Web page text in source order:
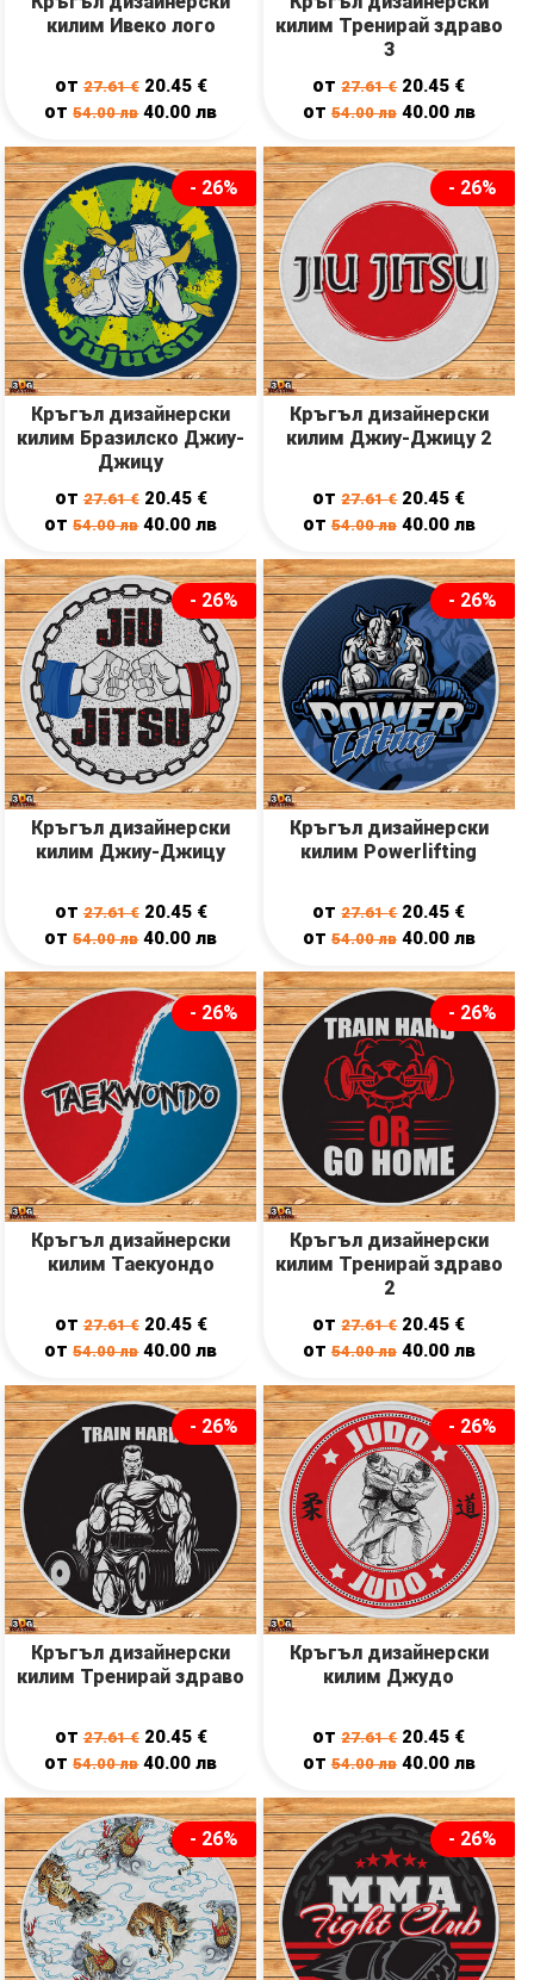
килим Ивеко лого
от27.61€ 20.45 €
от54.00лв 40.00лв
килим Тренирай здраво
3
от27.61€ 20.45 €
от 54.00лв 40.00 лв
- 26%
Кръгъл дизайнерски
килим Бразилско Джиу-
Джицу
от27.61€ 20.45 €
от54.00лв 40.00лв
- 26%
Кръгъл дизайнерски
килим Джиу-Джицу 2
от27.61€ 20.45 €
от 54.00лв 40.00 лв
- 26%
Кръгъл дизайнерски
килим Джиу-Джицу
от27.61€ 20.45 €
от54.00лв 40.00лв
- 26%
Кръгъл дизайнерски
килим Powerlifting
от27.61€ 20.45 €
от 54.00лв 40.00 лв
- 26%
Кръгъл дизайнерски
килим Таекуондо
от27.61€ 20.45 €
от54.00лв 40.00лв
- 26%
Кръгъл дизайнерски
килим Тренирай здраво
2
от27.61€ 20.45 €
от 54.00лв 40.00 лв
- 26%
Кръгъл дизайнерски
килим Тренирай здраво
от27.61€ 20.45 €
от54.00лв 40.00лв
- 26%
Кръгъл дизайнерски
килим Джудо
от27.61€ 20.45 €
от 54.00лв 40.00 лв
- 26% - 26%